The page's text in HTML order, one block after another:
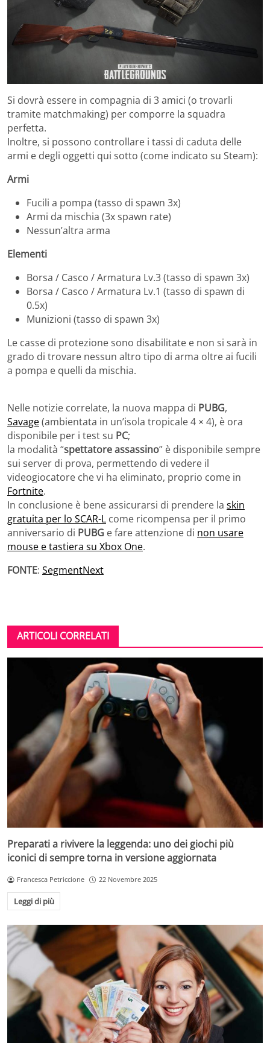
Si dovrà essere in compagnia di 3 amici (o trovarli
tramite matchmaking) per comporre la squadra
perfetta.
Inoltre, si possono controllare i tassi di caduta delle
armi e degli oggetti qui sotto (come indicato su Steam):
Armi
Fucili a pompa (tasso di spawn 3x)
Armi da mischia (3x spawn rate)
Nessun’altra arma
Elementi
Borsa / Casco / Armatura Lv.3 (tasso di spawn 3x)
Borsa / Casco / Armatura Lv.1 (tasso di spawn di
0.5x)
Munizioni (tasso di spawn 3x)
Le casse di protezione sono disabilitate e non si sarà in
grado di trovare nessun altro tipo di arma oltre ai fucili
a pompa e quelli da mischia.
Nelle notizie correlate, la nuova mappa di PUBG,
Savage(ambientata in un’isola tropicale 4 × 4), è ora
disponibile per i test su PC;
la modalità “spettatore assassino” è disponibile sempre
sui server di prova, permettendo di vedere il
videogiocatore che vi ha eliminato, proprio come in
Fortnite.
In conclusione è bene assicurarsi di prendere la skin
gratuita per lo SCAR-L come ricompensa per il primo
anniversario di PUBG e fare attenzione di non usare
mouse e tastiera su Xbox One.
FONTE: SegmentNext
ARTICOLI CORRELATI
Preparati a rivivere la leggenda: uno dei giochi più
iconici di sempre torna in versione aggiornata
Francesca Petriccione 22 Novembre 2025
Leggi di più